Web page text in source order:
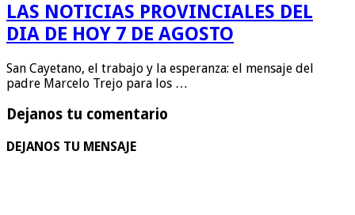
LAS NOTICIAS PROVINCIALES DEL
DIA DE HOY 7 DE AGOSTO
San Cayetano, el trabajo y la esperanza: el mensaje del
padre Marcelo Trejo para los …
Dejanos tu comentario
DEJANOS TU MENSAJE